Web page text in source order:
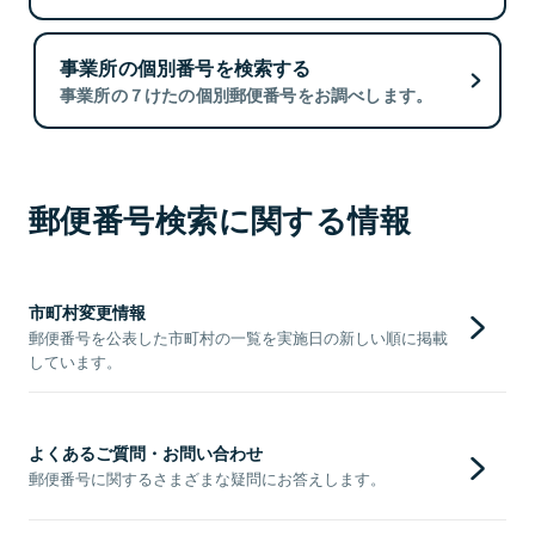
事業所の個別番号を検索する
事業所の７けたの個別郵便番号をお調べします。
郵便番号検索に関する情報
市町村変更情報
郵便番号を公表した市町村の一覧を実施日の新しい順に掲載
しています。
よくあるご質問・お問い合わせ
郵便番号に関するさまざまな疑問にお答えします。